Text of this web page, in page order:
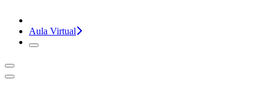
Aula Virtual